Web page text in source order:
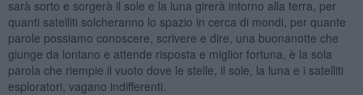
sarà sorto e sorgerà il sole e la luna girerà intorno alla terra, per
quanti satelliti solcheranno lo spazio in cerca di mondi, per quante
parole possiamo conoscere, scrivere e dire, una buonanotte che
giunge da lontano e attende risposta e miglior fortuna, è la sola
parola che riempie il vuoto dove le stelle, il sole, la luna e i satelliti
esploratori, vagano indifferenti.